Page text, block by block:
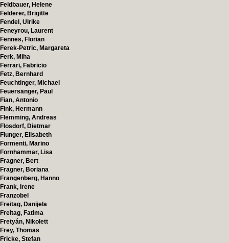
Feldbauer, Helene
Felderer, Brigitte
Fendel, Ulrike
Feneyrou, Laurent
Fennes, Florian
Ferek-Petric, Margareta
Ferk, Miha
Ferrari, Fabricio
Fetz, Bernhard
Feuchtinger, Michael
Feuersänger, Paul
Fian, Antonio
Fink, Hermann
Flemming, Andreas
Flosdorf, Dietmar
Flunger, Elisabeth
Formenti, Marino
Fornhammar, Lisa
Fragner, Bert
Fragner, Boriana
Frangenberg, Hanno
Frank, Irene
Franzobel
Freitag, Danijela
Freitag, Fatima
Fretyán, Nikolett
Frey, Thomas
Fricke, Stefan